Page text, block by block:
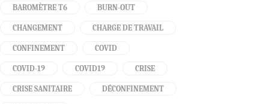
BAROMÈTRE T6 BURN-OUT
CHANGEMENT CHARGE DE TRAVAIL
CONFINEMENT COVID
COVID-19 COVID19 CRISE
CRISE SANITAIRE DÉCONFINEMENT